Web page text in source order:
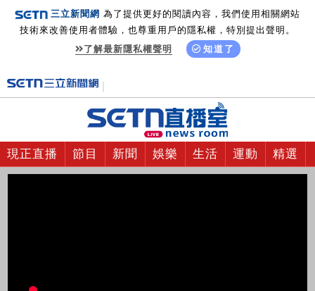
三立新聞網 為了提供更好的閱讀內容，我們使用相關網站
技術來改善使用者體驗，也尊重用戶的隱私權，特別提出聲明。
了解最新隱私權聲明
知道了
現正直播 節目 新聞 娛樂 生活 運動 精選